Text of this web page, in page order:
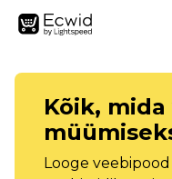
Kõik,
Looge